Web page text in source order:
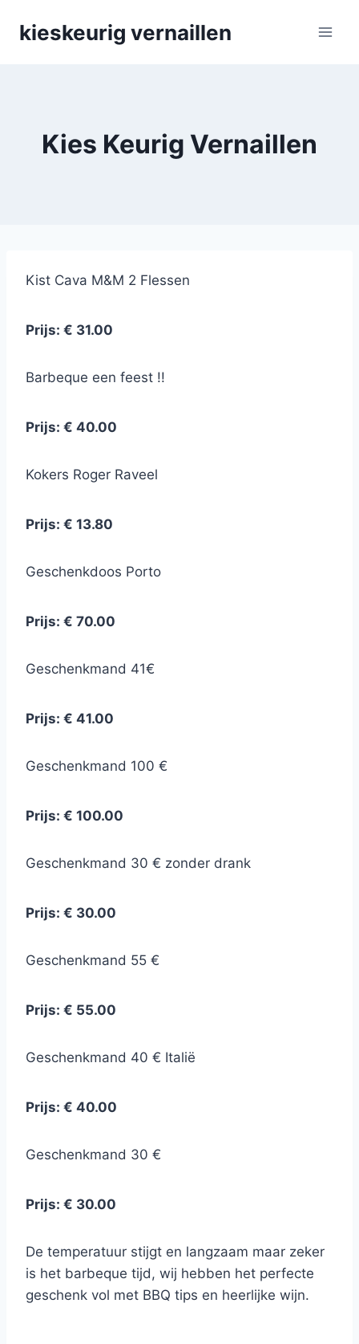
kieskeurig vernaillen
Kies Keurig Vernaillen
Kist Cava M&M 2 Flessen
Prijs: € 31.00
Barbeque een feest !!
Prijs: € 40.00
Kokers Roger Raveel
Prijs: € 13.80
Geschenkdoos Porto
Prijs: € 70.00
Geschenkmand 41€
Prijs: € 41.00
Geschenkmand 100 €
Prijs: € 100.00
Geschenkmand 30 € zonder drank
Prijs: € 30.00
Geschenkmand 55 €
Prijs: € 55.00
Geschenkmand 40 € Italië
Prijs: € 40.00
Geschenkmand 30 €
Prijs: € 30.00
De temperatuur stijgt en langzaam maar zeker
is het barbeque tijd, wij hebben het perfecte
geschenk vol met BBQ tips en heerlijke wijn.